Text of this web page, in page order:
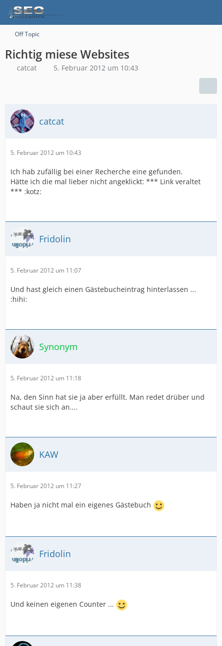
Off Topic
Richtig miese Websites
catcat 5. Februar 2012 um 10:43
catcat
5. Februar 2012 um 10:43
Ich hab zufällig bei einer Recherche eine gefunden.
Hätte ich die mal lieber nicht angeklickt: *** Link veraltet
*** :kotz:
Fridolin
5. Februar 2012 um 11:07
Und hast gleich einen Gästebucheintrag hinterlassen ...
:hihi:
Synonym
5. Februar 2012 um 11:18
Na, den Sinn hat sie ja aber erfüllt. Man redet drüber und
schaut sie sich an....
KAW
5. Februar 2012 um 11:27
Haben ja nicht mal ein eigenes Gästebuch
Fridolin
5. Februar 2012 um 11:38
Und keinen eigenen Counter ...